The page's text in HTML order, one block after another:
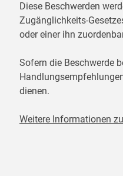
Diese Beschwerden
Zugänglichkeits-
oder einer ihn
Sofern die Beschwerde
dienen.
Weitere Informationen